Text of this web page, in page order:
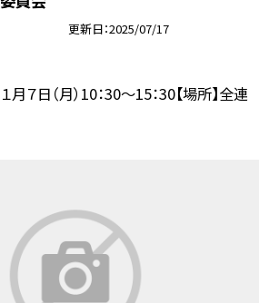
更新日 2025/07/17
月７日（月）10：30〜15：30【場所】全連